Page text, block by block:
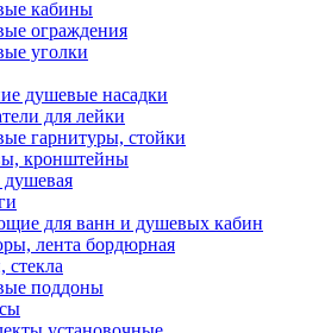
кабины
ограждения
уголки
душевые насадки
для лейки
гарнитуры, стойки
кронштейны
для ванн и душевых кабин
лента бордюрная
стекла
поддоны